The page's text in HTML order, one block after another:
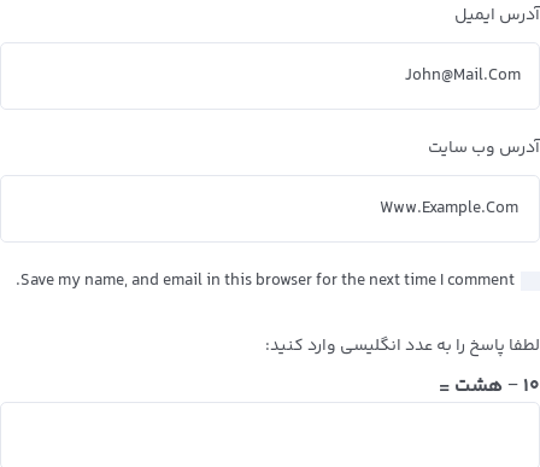
آدرس ایمیل
آدرس وب سایت
Save my name, and email in this browser for the next time I comment.
لطفا پاسخ را به عدد انگلیسی وارد کنید:
۱۰ − هشت =